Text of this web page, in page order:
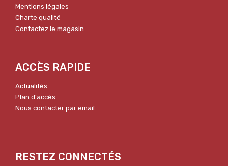
Mentions légales
Charte qualité
Contactez le magasin
ACCÈS RAPIDE
Actualités
Plan d'accès
Nous contacter par email